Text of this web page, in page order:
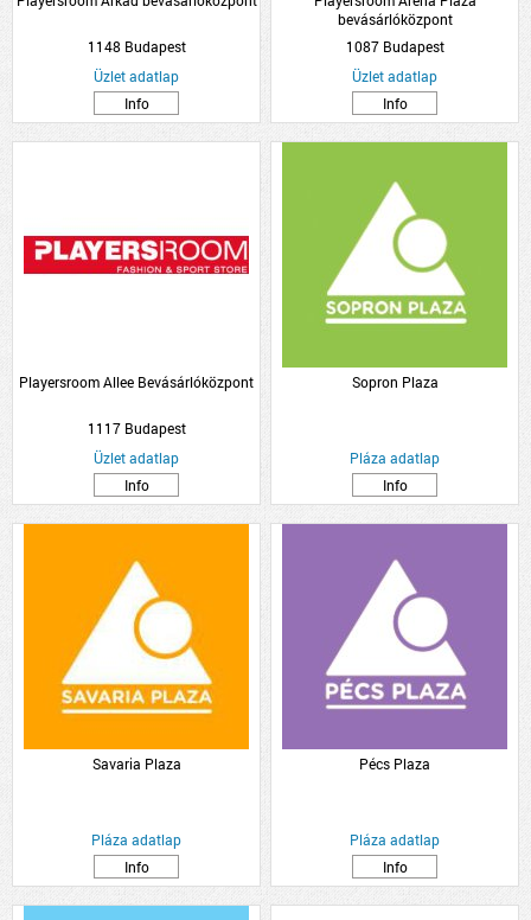
1148 Budapest
Üzlet adatlap
Info
bevásárlóközpont
1087 Budapest
Üzlet adatlap
Info
Playersroom Allee Bevásárlóközpont
1117 Budapest
Üzlet adatlap
Info
Sopron Plaza
Pláza adatlap
Info
Savaria Plaza
Pláza adatlap
Info
Pécs Plaza
Pláza adatlap
Info